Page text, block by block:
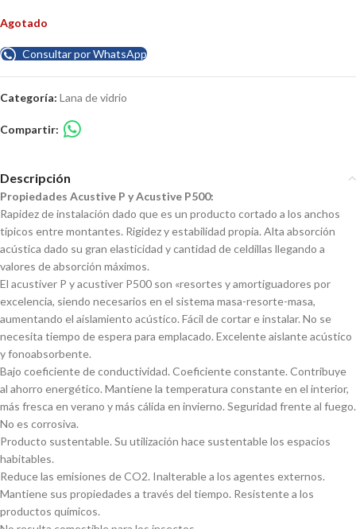
Agotado
Consultar por WhatsApp
Categoría: Lana de vidrio
Compartir:
Descripción
Propiedades Acustive P y Acustive P500:
Rapidez de instalación dado que es un producto cortado a los anchos
típicos entre montantes. Rigidez y estabilidad propia. Alta absorción
acústica dado su gran elasticidad y cantidad de celdillas llegando a
valores de absorción máximos.
El acustiver P y acustiver P500 son «resortes y amortiguadores por
excelencia, siendo necesarios en el sistema masa-resorte-masa,
aumentando el aislamiento acústico. Fácil de cortar e instalar. No se
necesita tiempo de espera para emplacado. Excelente aislante acústico
y fonoabsorbente.
Bajo coeficiente de conductividad. Coeficiente constante. Contribuye
al ahorro energético. Mantiene la temperatura constante en el interior,
más fresca en verano y más cálida en invierno. Seguridad frente al fuego.
No es corrosiva.
Producto sustentable. Su utilización hace sustentable los espacios
habitables.
Reduce las emisiones de CO2. Inalterable a los agentes externos.
Mantiene sus propiedades a través del tiempo. Resistente a los
productos químicos.